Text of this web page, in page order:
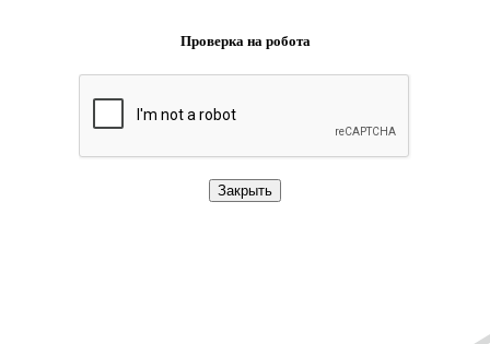
Проверка на робота
Закрыть